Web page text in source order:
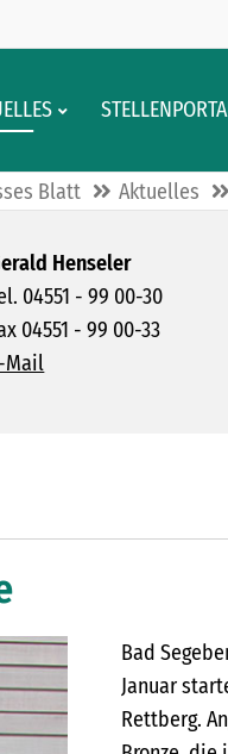
Blatt Aktuelles
Henseler
04551 - 99 00-30
04551 - 99 00-33
Mail
Bad
Januar
Rettberg.